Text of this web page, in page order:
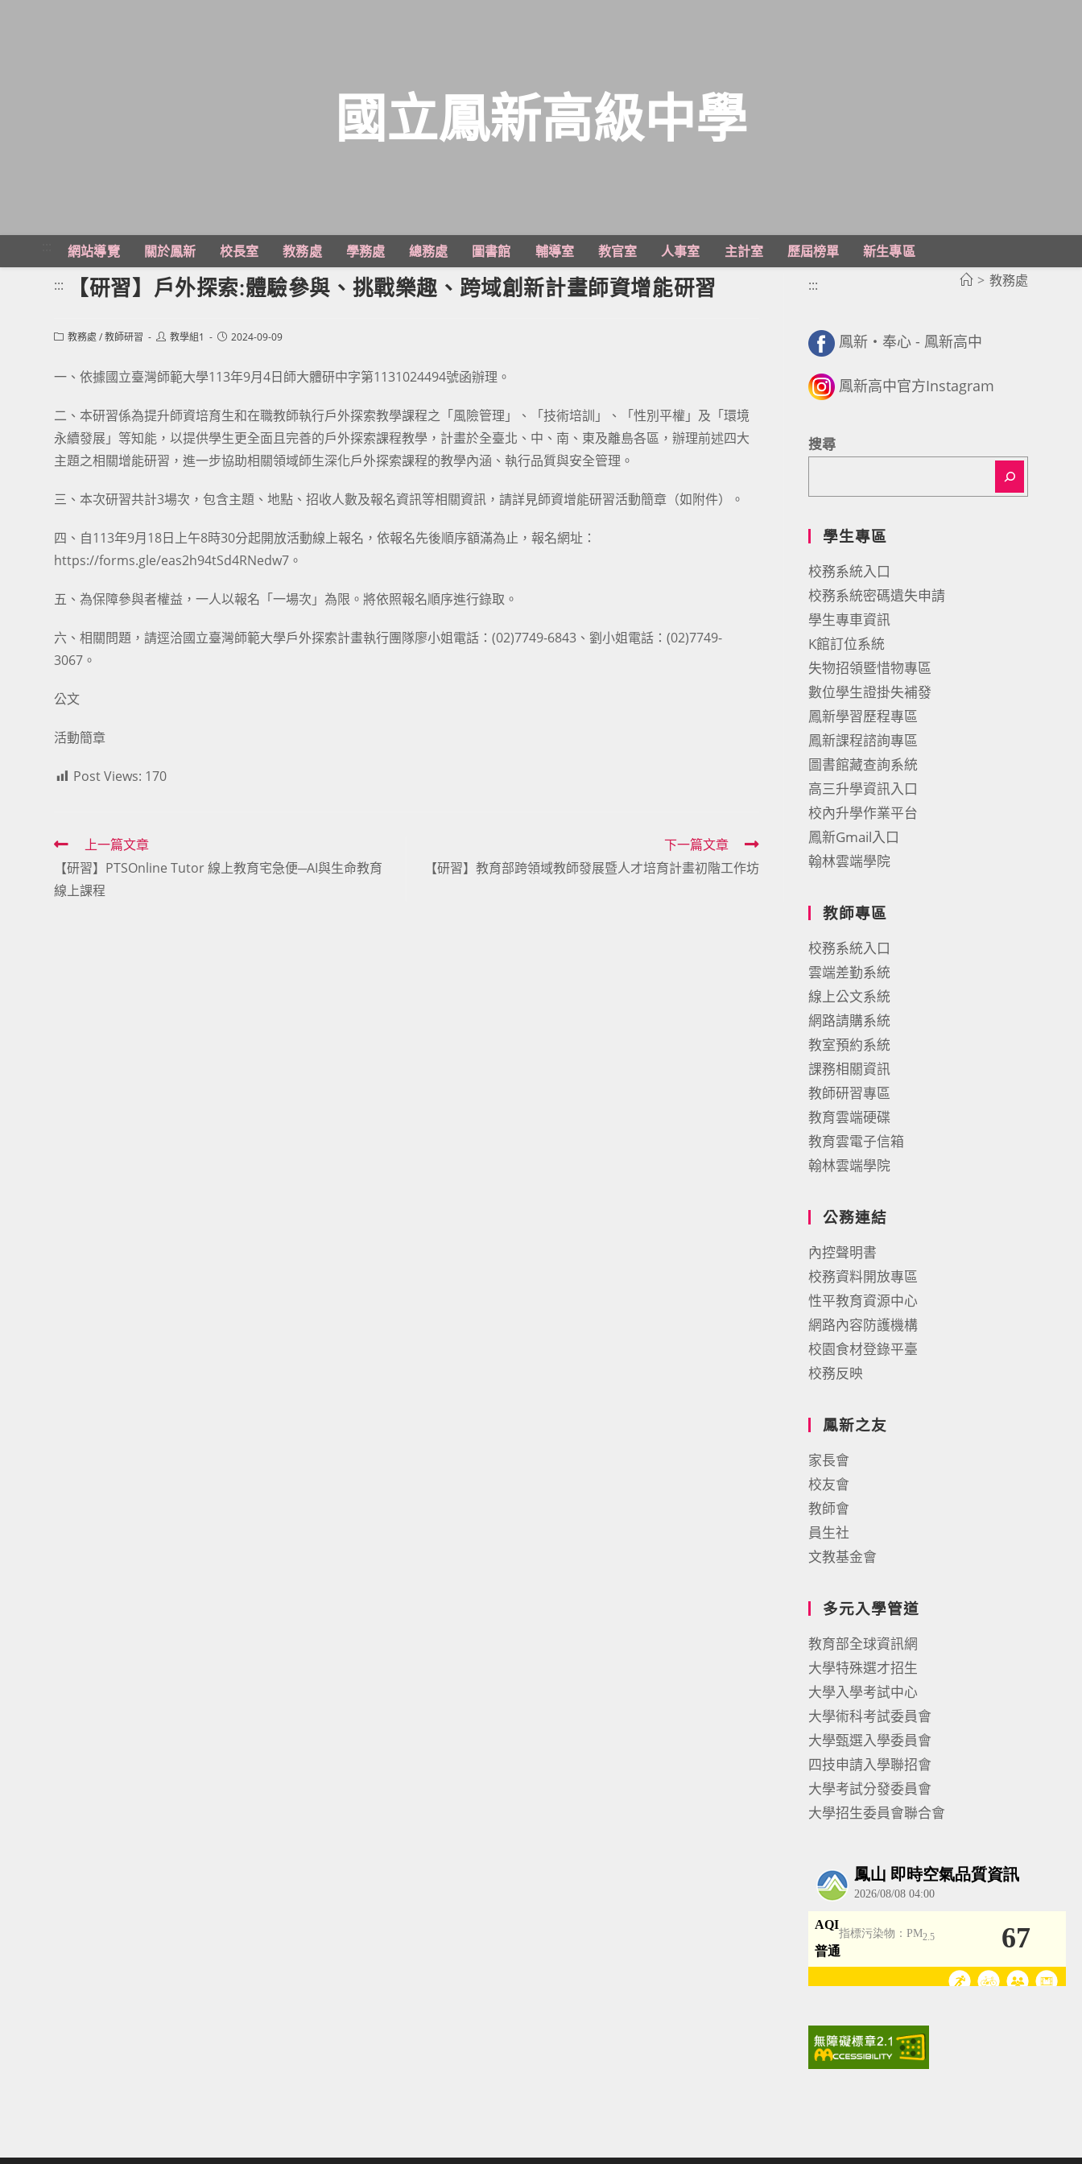
主
國立鳳新高級中學
網站導覽 關於鳳新 校長室 教務處 學務處 總務處 圖書館 輔導室 教官室 人事室 主計室 歷屆榜單
新生專區
> 教務處
::: 【研習】戶外探索:體驗參與、挑戰樂趣、跨域創新計畫師資增能研習
Post教務處 /教師研習
Post教學組1
Post2024-09-09
一、依據國立臺灣師範大學113年9月4日師大體研中字第1131024494號函辦理。
二、本研習係為提升師資培育生和在職教師執行戶外探索教學課程之「風險管理」、「技術培訓」、「性別平權」及「環境
永續發展」等知能，以提供學生更全面且完善的戶外探索課程教學，計畫於全臺北、中、南、東及離島各區，辦理前述四大
主題之相關增能研習，進一步協助相關領域師生深化戶外探索課程的教學內涵、執行品質與安全管理。
三、本次研習共計3場次，包含主題、地點、招收人數及報名資訊等相關資訊，請詳見師資增能研習活動簡章（如附件）。
四、自113年9月18日上午8時30分起開放活動線上報名，依報名先後順序額滿為止，報名網址：
https://forms.gle/eas2h94tSd4RNedw7。
五、為保障參與者權益，一人以報名「一場次」為限。將依照報名順序進行錄取。
六、相關問題，請逕洽國立臺灣師範大學戶外探索計畫執行團隊廖小姐電話：(02)7749-6843、劉小姐電話：(02)7749-
3067。
公文
活動簡章
Post Views: 170
Read
more
articles
上一篇文章
【研習】PTSOnline Tutor 線上教育宅急便─AI與生命教育
線上課程
下一篇文章
【研習】教育部跨領域教師發展暨人才培育計畫初階工作坊
:::
鳳新・奉心 - 鳳新高中
鳳新高中官方Instagram
搜尋
學生專區
校務系統入口
校務系統密碼遺失申請
學生專車資訊
K館訂位系統
失物招領暨惜物專區
數位學生證掛失補發
鳳新學習歷程專區
鳳新課程諮詢專區
圖書館藏查詢系統
高三升學資訊入口
校內升學作業平台
鳳新Gmail入口
翰林雲端學院
教師專區
校務系統入口
雲端差勤系統
線上公文系統
網路請購系統
教室預約系統
課務相關資訊
教師研習專區
教育雲端硬碟
教育雲電子信箱
翰林雲端學院
公務連結
內控聲明書
校務資料開放專區
性平教育資源中心
網路內容防護機構
校園食材登錄平臺
校務反映
鳳新之友
家長會
校友會
教師會
員生社
文教基金會
多元入學管道
教育部全球資訊網
大學特殊選才招生
大學入學考試中心
大學術科考試委員會
大學甄選入學委員會
四技申請入學聯招會
大學考試分發委員會
大學招生委員會聯合會